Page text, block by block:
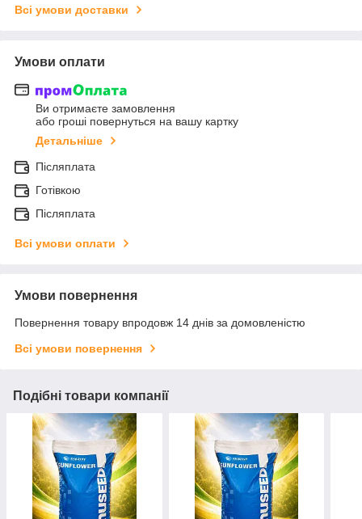
Всі умови доставки
Умови оплати
Ви отримаєте замовлення
або гроші повернуться на вашу картку
Детальніше
Післяплата
Готівкою
Післяплата
Всі умови оплати
Умови повернення
Повернення товару впродовж 14 днів за домовленістю
Всі умови повернення
Подібні товари компанії